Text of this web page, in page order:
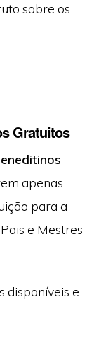
sobre os
Gratuitos
apenas
para a
e Mestres
disponíveis e